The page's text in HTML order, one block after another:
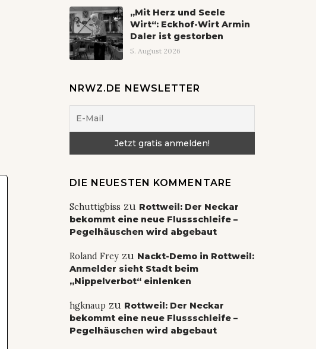
„Mit Herz und Seele
Wirt“: Eckhof-Wirt Armin
Daler ist gestorben
5. August 2026
NRWZ.DE NEWSLETTER
DIE NEUESTEN KOMMENTARE
Schuttigbiss zu Rottweil: Der Neckar
bekommt eine neue Flussschleife –
Pegelhäuschen wird abgebaut
Roland Freyzu Nackt-Demo in Rottweil:
Anmelder sieht Stadt beim
„Nippelverbot“ einlenken
hgknaupzu Rottweil: Der Neckar
bekommt eine neue Flussschleife –
Pegelhäuschen wird abgebaut